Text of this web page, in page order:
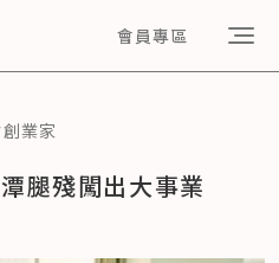
會員專區
業家
腿殘闖出大事業